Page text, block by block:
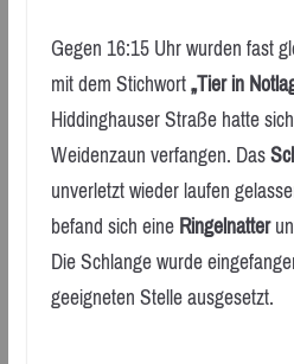
Gegen 16:15 Uhr wurden fast
mit dem Stichwort„Tier in
Hiddinghauser Straße hatte
Weidenzaun verfangen. Das
unverletzt wieder laufen
befand sich eineRingelnatter
Die Schlange wurde
geeigneten Stelle ausgesetzt.